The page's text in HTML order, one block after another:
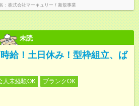
株式会社マーキュリー / 新規事業
未読
給！土日休み！型枠組立、ば
人未経験OK
ブランクOK